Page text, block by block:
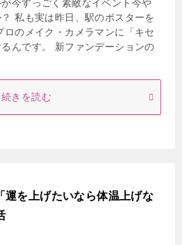
今すっごく素敵なイベント今や
私も実は昨日、駅のポスターを
ロのメイク・カメラマンに「キセ
んです。 新ファンデーションの
続きを読む
運を上げたいなら体温上げな